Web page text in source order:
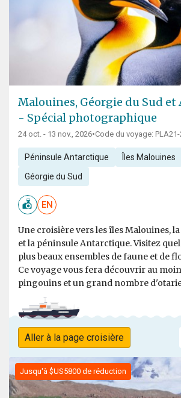
Malouines, Géorgie du Sud
- Spécial photographique
24 oct. - 13 nov., 2026•Code du voyage:
Péninsule Antarctique Îles Malouines
Géorgie du Sud
EN
Une croisière vers les îles Malouines,
et la péninsule Antarctique. Visitez
plus beaux ensembles de faune et de
Ce voyage vous fera découvrir au
pingouins et un grand nombre
Aller à la page croisière
Jusqu'à $US5800 de réduction